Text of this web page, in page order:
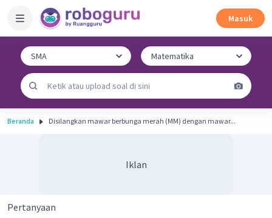
Masuk
Beranda Disilangkan mawar berbunga merah (MM) dengan mawar...
Iklan
Pertanyaan